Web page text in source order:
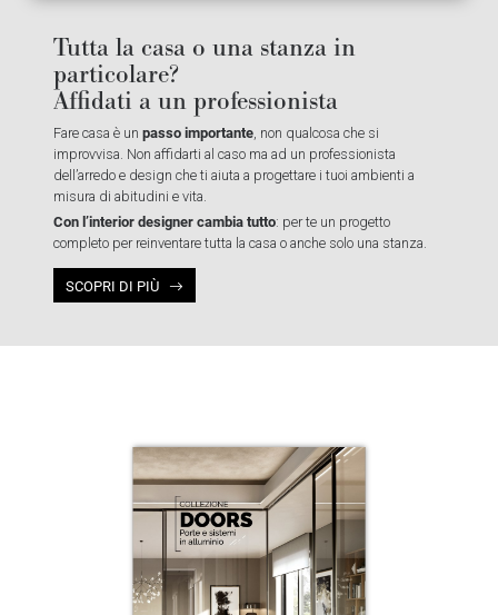
Tutta la casa o una stanza in
particolare?
Affidati a un professionista
Fare casa è un passo importante, non qualcosa che si
improvvisa. Non affidarti al caso ma ad un professionista
dell’arredo e design che ti aiuta a progettare i tuoi ambienti a
misura di abitudini e vita.
Con l’interior designer cambia tutto: per te un progetto
completo per reinventare tutta la casa o anche solo una stanza.
SCOPRI DI PIÙ